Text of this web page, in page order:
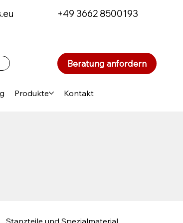
Produkte Kontakt
+49 3662 8500193
Beratung anfordern
Stanzteile und Spezialmaterial